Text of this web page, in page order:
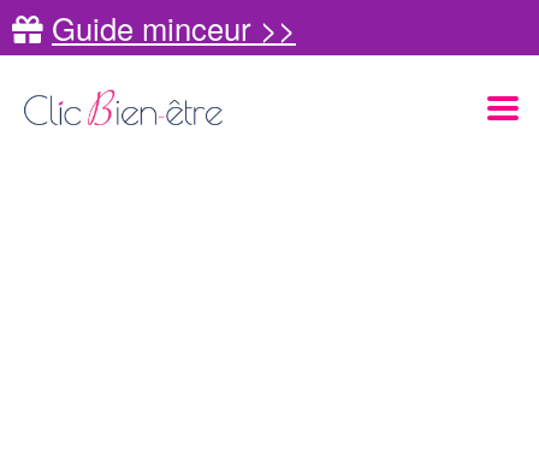
Guide minceur >>